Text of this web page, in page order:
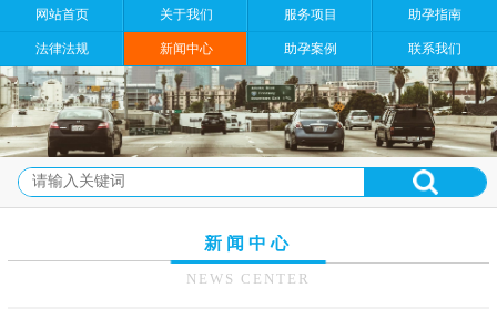
网站首页 关于我们 服务项目 助孕指南
法律法规 新闻中心 助孕案例 联系我们
新闻中心
NEWS CENTER